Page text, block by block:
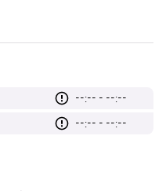
--:-- - --:--
--:-- - --:--